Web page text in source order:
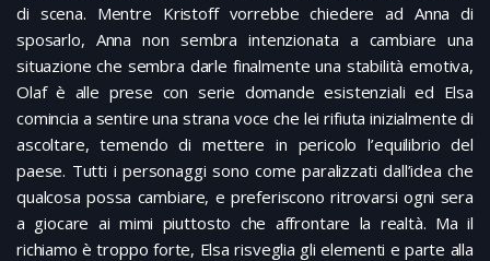
di scena. Mentre Kristoff vorrebbe chiedere ad Anna di
sposarlo, Anna non sembra intenzionata a cambiare una
situazione che sembra darle finalmente una stabilità emotiva,
Olaf è alle prese con serie domande esistenziali ed Elsa
comincia a sentire una strana voce che lei rifiuta inizialmente di
ascoltare, temendo di mettere in pericolo l’equilibrio del
paese. Tutti i personaggi sono come paralizzati dall’idea che
qualcosa possa cambiare, e preferiscono ritrovarsi ogni sera
a giocare ai mimi piuttosto che affrontare la realtà. Ma il
richiamo è troppo forte, Elsa risveglia gli elementi e parte alla